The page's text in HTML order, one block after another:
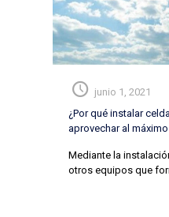
junio 1, 2021
¿Por qué instalar
aprovechar al
Mediante la
otros equipos que